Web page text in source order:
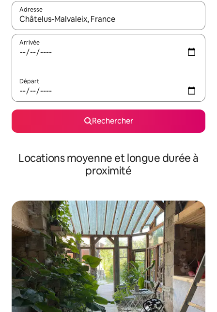
Adresse
Lorsque les résultats s'affichent, utilisez les flèches vers le
Arrivée
Départ
Rechercher
Locations moyenne et longue durée à
proximité